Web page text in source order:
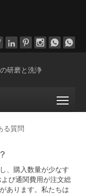
    
研磨と洗浄
る質問
、購入数量が少なす
び通関費用が注文総
あります。私たちは